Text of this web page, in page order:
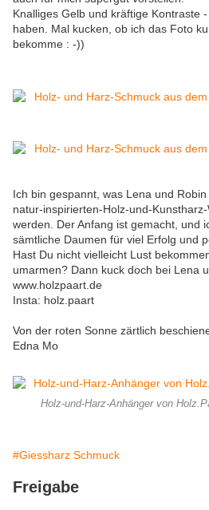
Knalliges Gelb und kräftige Kontraste
haben. Mal kucken, ob ich das Foto
bekomme : -))
Ich bin gespannt, was Lena und
natur-inspirierten-Holz-und-
werden. Der Anfang ist gemacht, und
sämtliche Daumen für viel Erfolg und
Hast Du nicht vielleicht Lust
umarmen? Dann kuck doch bei Lena
www.holzpaart.de
Insta: holz.paart
Von der roten Sonne zärtlich
Edna Mo
Holz-und-Harz-Anhänger von
#Giessharz Schmuck
Freigabe